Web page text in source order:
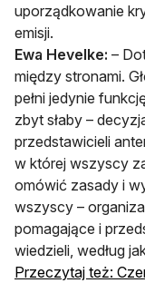
uporządkowanie
emisji.
Ewa Hevelke: –
między stronami.
pełni jedynie
zbyt słaby –
przedstawicieli
w której wszyscy
omówić zasady i
wszyscy –
pomagające i
wiedzieli, według
Przeczytaj też: